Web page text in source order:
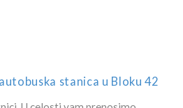
stanica u Bloku 42